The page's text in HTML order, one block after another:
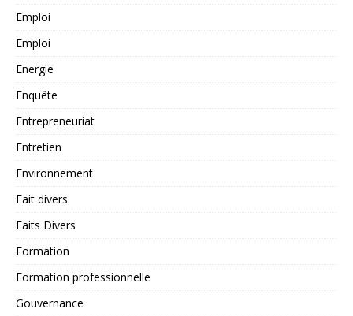
Emploi
Emploi
Energie
Enquête
Entrepreneuriat
Entretien
Environnement
Fait divers
Faits Divers
Formation
Formation professionnelle
Gouvernance